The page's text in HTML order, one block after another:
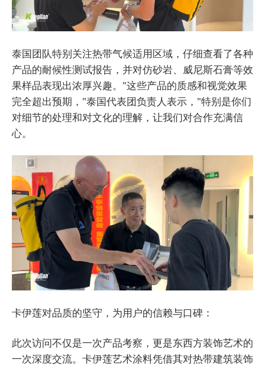
泰国团队特别关注热带气候适用区域，仔细查看了各种
产品的耐候性测试报告，并对仿砂岩、威尼斯石膏等效
果样品表现出浓厚兴趣。"这些产品的质感和视觉效果
完全超出预期，"泰国代表团负责人表示，"特别是你们
对细节的处理和对文化的理解，让我们对合作充满信
心。
卡伊莲对品质的坚守，为用户的信赖与口碑：
此次访问不仅是一次产品考察，更是东西方装饰艺术的
一次深度交流。卡伊莲艺术涂料凭借其对热带建筑装饰